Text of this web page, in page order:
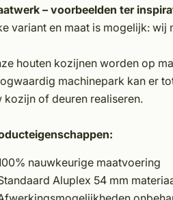
– voorbeelden ter
variant en maat is mogelijk:
houten kozijnen worden op
machinepark kan er
kozijn of deuren realiseren.
nauwkeurige maatvoering
Aluplex 54 mm